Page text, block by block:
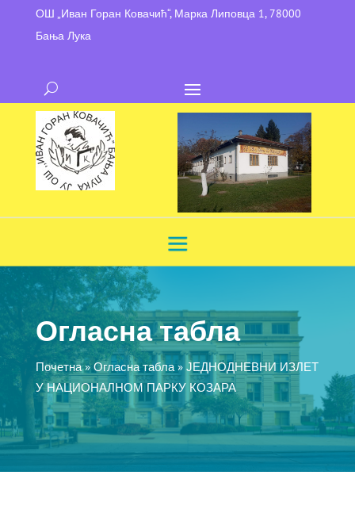
ОШ „Иван Горан Ковачић“, Марка Липовца 1, 78000
Бања Лука
Огласна табла
Почетна»Огласна табла» ЈЕДНОДНЕВНИ ИЗЛЕТ
У НАЦИОНАЛНОМ ПАРКУ КОЗАРА